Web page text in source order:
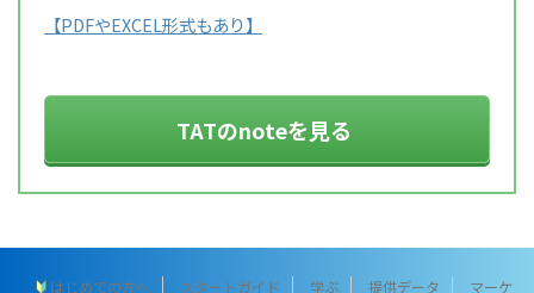
【PDFやEXCEL形式もあり】
TATのnoteを見る
はじめての方へ スタートガイド 学ぶ 提供データ マーケ